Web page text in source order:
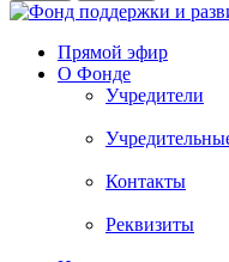
Прямой эфир
О Фонде
Учредители
Контакты
Реквизиты